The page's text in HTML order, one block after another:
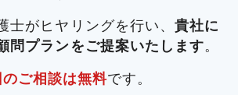
だきました。
いを直接受けるための手続を行
支払いを受けることができまし
ば着手金として30万円ほどご準備
行った結果、顧問契約締結に至り
約締結後はお電話やメールにて、
作成・リーガルチェック、裁判
問題など多岐にわたるご相談をい
例の調査、労務問題など
顧問弁護士を大いにご活用いた
ら顧問契約の内容や費用について
検討していただいた結果、10万
ランでご契約いただきました。
、弁護士がさっそく就業規則や顧
しいただきました。-After-
相手方
依頼いただくのと同時に当事務
締結していただきました。 弁護士
賠償請求を検討しているという記
無料相談の結果、スタンダード
円）で顧問契約を締結し、ご相談
員対応については顧問契約の範囲
士がヒヤリングを行い、 貴社に
問プランをご提案いたします。
のご相談は無料です。